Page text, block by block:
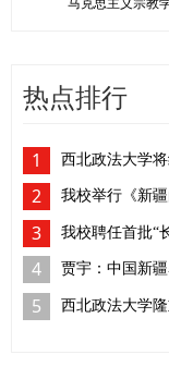
热点排行
1 西北政法大学
2
3 我校聘任首批“
4 贾宇：中国新
5